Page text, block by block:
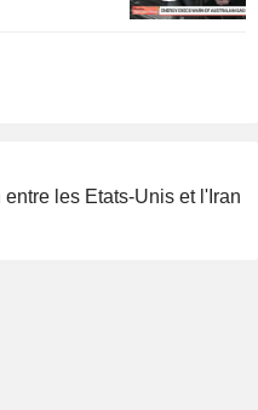
les Etats-Unis et l'Iran